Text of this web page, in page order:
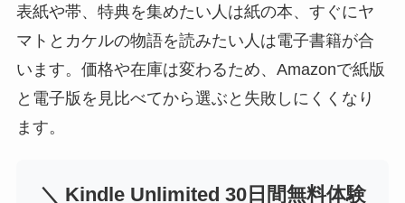
表紙や帯、特典を集めたい人は紙の本、すぐにヤ
マトとカケルの物語を読みたい人は電子書籍が合
います。価格や在庫は変わるため、Amazonで紙版
と電子版を見比べてから選ぶと失敗しにくくなり
ます。
＼ Kindle Unlimited 30日間無料体験